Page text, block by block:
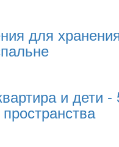
для
и дети -